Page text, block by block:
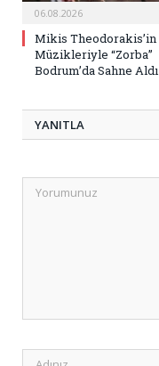
06.08.2026
Mikis Theodorakis’in
Müzikleriyle “Zorba”
Bodrum’da Sahne Aldı
YANITLA